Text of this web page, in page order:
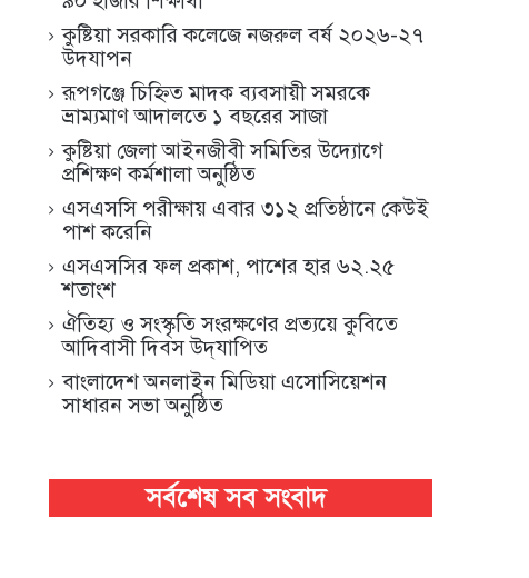
কুষ্টিয়া সরকারি কলেজে নজরুল বর্ষ ২০২৬-২৭
উদযাপন
রূপগঞ্জে চিহ্নিত মাদক ব্যবসায়ী সমরকে
ভ্রাম্যমাণ আদালতে ১ বছরের সাজা
কুষ্টিয়া জেলা আইনজীবী সমিতির উদ্যোগে
প্রশিক্ষণ কর্মশালা অনুষ্ঠিত
এসএসসি পরীক্ষায় এবার ৩১২ প্রতিষ্ঠানে কেউই
পাশ করেনি
এসএসসির ফল প্রকাশ, পাশের হার ৬২.২৫
শতাংশ
ঐতিহ্য ও সংস্কৃতি সংরক্ষণের প্রত্যয়ে কুবিতে
আদিবাসী দিবস উদ্‌যাপিত
বাংলাদেশ অনলাইন মিডিয়া এসোসিয়েশন
সাধারন সভা অনুষ্ঠিত